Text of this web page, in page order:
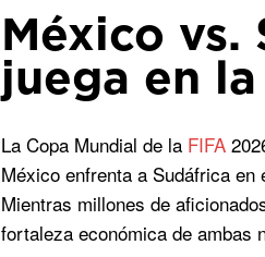
México
juega en
La Copa Mundial de la FIFA
México enfrenta a Sudáfrica
Mientras millones de
fortaleza económica de ambas